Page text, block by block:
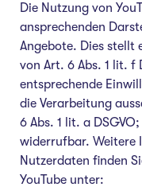
Die Nutzung von
ansprechenden
Angebote. Dies stellt
von Art. 6 Abs. 1 lit. f
entsprechende
die Verarbeitung
6 Abs. 1 lit. a
widerrufbar. Weitere
Nutzerdaten finden
YouTube unter: